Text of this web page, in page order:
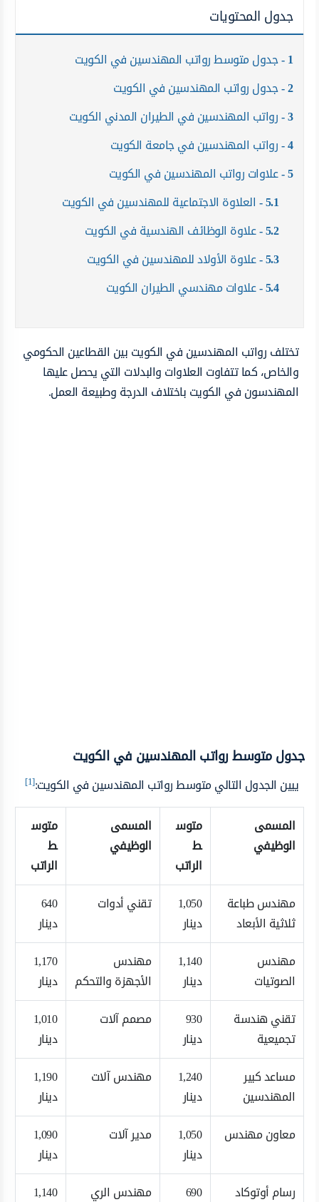
جدول المحتويات
1 جدول متوسط رواتب المهندسين في الكويت
2 جدول رواتب المهندسين في الكويت
3 رواتب المهندسين في الطيران المدني الكويت
4 رواتب المهندسين في جامعة الكويت
5 علاوات رواتب المهندسين في الكويت
5.1 العلاوة الاجتماعية للمهندسين في الكويت
5.2 علاوة الوظائف الهندسية في الكويت
5.3 علاوة الأولاد للمهندسين في الكويت
5.4 علاوات مهندسي الطيران الكويت
تختلف رواتب المهندسين في الكويت بين القطاعين الحكومي
والخاص، كما تتفاوت العلاوات والبدلات التي يحصل عليها
المهندسون في الكويت باختلاف الدرجة وطبيعة العمل.
جدول متوسط رواتب المهندسين في الكويت
يبين الجدول التالي متوسط رواتب المهندسين في الكويت:[1]
المسمى
الوظيفي
متوس
ط
الراتب
المسمى
الوظيفي
متوس
ط
الراتب
مهندس طباعة
ثلاثية الأبعاد
1,050
دينار
تقني أدوات
640
دينار
مهندس
الصوتيات
1,140
دينار
مهندس
الأجهزة والتحكم
1,170
دينار
تقني هندسة
تجميعية
930
دينار
مصمم آلات
1,010
دينار
مساعد كبير
المهندسين
1,240
دينار
مهندس آلات
1,190
دينار
معاون مهندس
1,050
دينار
مدير آلات
1,090
دينار
رسام أوتوكاد
690
مهندس الري
1,140